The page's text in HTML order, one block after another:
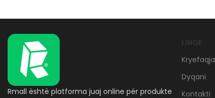
Rmall është platforma juaj online për produkte
Kryefaqja
Dyqani
Kontakti